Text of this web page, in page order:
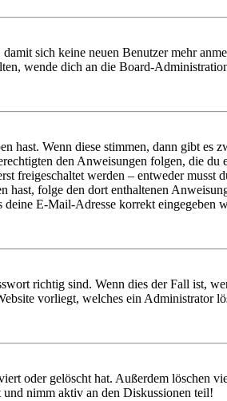
sich keine neuen Benutzer mehr
wende dich an die Board-
hast. Wenn diese stimmen, dann gibt es
den Anweisungen folgen, die
freigeschaltet werden – entweder musst
folge den dort enthaltenen
E-Mail-Adresse korrekt eingegeben
richtig sind. Wenn dies der Fall ist,
vorliegt, welches ein Administrator
oder gelöscht hat. Außerdem löschen
nimm aktiv an den Diskussionen teil!